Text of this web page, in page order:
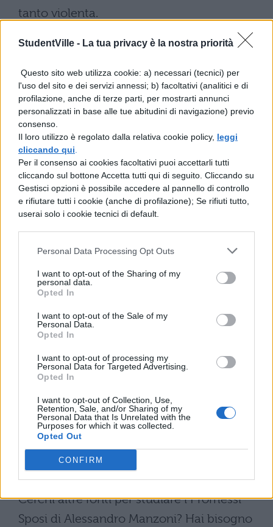
StudentVille - La tua privacy è la nostra priorità
Questo sito web utilizza cookie: a) necessari (tecnici) per
l'uso del sito e dei servizi annessi; b) facoltativi (analitici e di
profilazione, anche di terze parti, per mostrarti annunci
personalizzati in base alle tue abitudini di navigazione) previo
consenso.
Il loro utilizzo è regolato dalla relativa cookie policy, leggi
cliccando qui
Per il consenso ai cookies facoltativi puoi accettarli tutti
cliccando sul bottone Accetta tutti qui di seguito. Cliccando su
Gestisci opzioni è possibile accedere al pannello di controllo
e rifiutare tutti i cookie (anche di profilazione); Se rifiuti tutto,
userai solo i cookie tecnici di default.
Personal Data Processing Opt Outs
I want to opt-out of the Sharing of my
personal data.
Opted In
I want to opt-out of the Sale of my
Personal Data.
Opted In
I want to opt-out of processing my
Personal Data for Targeted Advertising.
Opted In
I want to opt-out of Collection, Use,
Retention, Sale, and/or Sharing of my
Personal Data that Is Unrelated with the
Purposes for which it was collected.
Opted Out
CONFIRM
tanto violenta.
La sua scelta sacerdotale nasce allora dal
desiderio di appartenere ad una classe
privilegiata e protetta e non da una vera
vocazione religiosa. Ma per poter stare
ancora più tranquillo, don Abbondio
elabora un proprio “sistema di vita” fatto di
paura, di servilismo, di opportunismo che lo
induce a stare sempre dalla parte del più
forte, di cattiverie verso i più deboli, di
critiche a chi non pensa ai fatti propri. Inizia
il soliloquio di don Abbondio.
Come parlando tra sé egli immagina le
reazioni di Renzo e ripensa a ciò che
avrebbe dovuto dire ai bravi. Infine inveisce
casa propria, il curato chiama
Perpetua
confida con lei, ma non accetta i suoi saggi
consigli. Infine, stremato, va a dormire,
raccomandando alla domestica la massima
riservatezza.
RIASSUNTO PROMESSI SPOSI:
TUTTE LE FONTI
Cerchi altre fonti per studiare i Promessi
Sposi di Alessandro Manzoni? Hai bisogno